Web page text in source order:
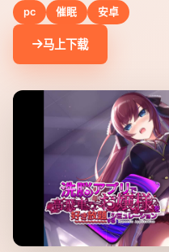
pc 催眠 安卓
马上下载